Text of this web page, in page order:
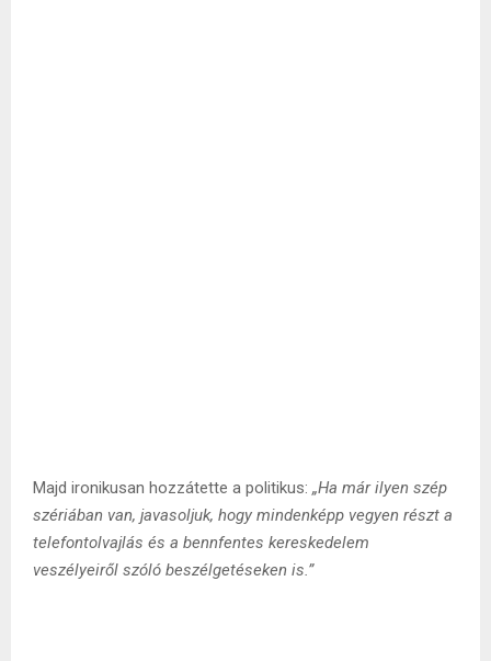
Majd ironikusan hozzátette a politikus: „Ha már ilyen szép
szériában van, javasoljuk, hogy mindenképp vegyen részt a
telefontolvajlás és a bennfentes kereskedelem
veszélyeiről szóló beszélgetéseken is.”